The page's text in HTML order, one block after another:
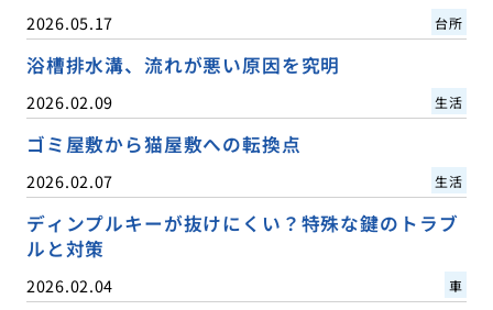
2026.05.17 台所
浴槽排水溝、流れが悪い原因を究明
2026.02.09 生活
ゴミ屋敷から猫屋敷への転換点
2026.02.07 生活
ディンプルキーが抜けにくい？特殊な鍵のトラブ
ルと対策
2026.02.04 車